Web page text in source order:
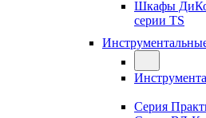
Шкафы
серии TS
Серия